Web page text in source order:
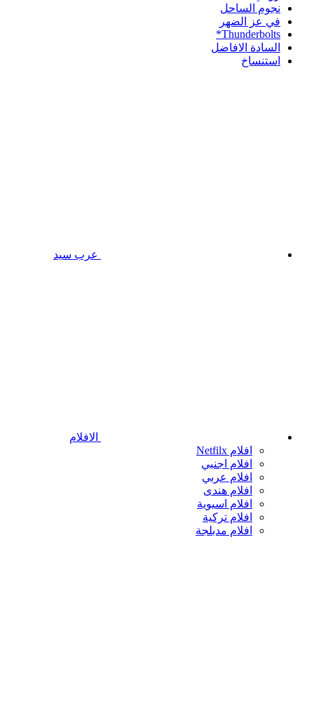
نجوم الساحل
في عز الضهر
Thunderbolts*
السادة الافاضل
استنساخ
عرب سيد
الافلام
افلام Netfilx
افلام اجنبي
افلام عربي
افلام هندى
افلام اسيوية
افلام تركية
افلام مدبلجة